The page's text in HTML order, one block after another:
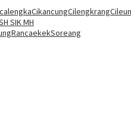
CikancungCilengkrang
SIK MH
RancaekekSoreang